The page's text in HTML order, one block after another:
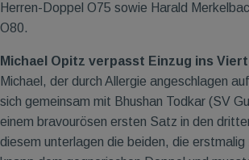
Herren-Doppel O75 sowie Harald
O80.
Michael Opitz verpasst Einzug ins
Michael, der durch Allergie angeschlagen
sich gemeinsam mit Bhushan Todkar (SV
einem bravourösen ersten Satz in den
diesem unterlagen die beiden, die erstmalig